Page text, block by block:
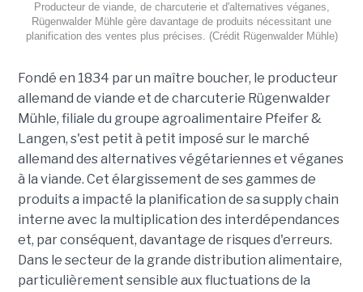
Producteur de viande, de charcuterie et d'alternatives véganes,
Rügenwalder Mühle gère davantage de produits nécessitant une
planification des ventes plus précises. (Crédit Rügenwalder Mühle)
Fondé en 1834 par un maître boucher, le producteur
allemand de viande et de charcuterie Rügenwalder
Mühle, filiale du groupe agroalimentaire Pfeifer &
Langen, s'est petit à petit imposé sur le marché
allemand des alternatives végétariennes et véganes
à la viande. Cet élargissement de ses gammes de
produits a impacté la planification de sa supply chain
interne avec la multiplication des interdépendances
et, par conséquent, davantage de risques d'erreurs.
Dans le secteur de la grande distribution alimentaire,
particulièrement sensible aux fluctuations de la